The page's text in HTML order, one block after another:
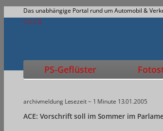
Das unabhängige Portal rund um Automobil &
PS-Geflüster
archivmeldung Lesezeit ~ 1 Minute 13.01.2005
ACE: Vorschrift soll im Sommer im